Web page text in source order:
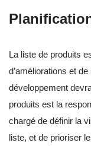
La liste de produits
d’améliorations et
développement
produits est la
chargé de définir la
liste, et de prioriser